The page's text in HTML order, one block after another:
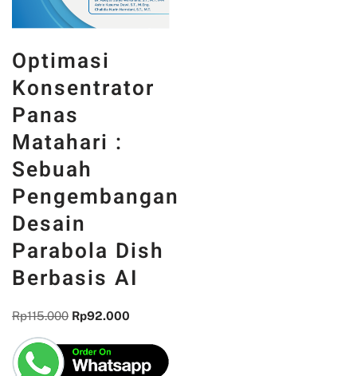
Optimasi
Konsentrator
Panas
Matahari :
Sebuah
Pengembangan
Desain
Parabola Dish
Berbasis AI
Rp115.000 Rp92.000